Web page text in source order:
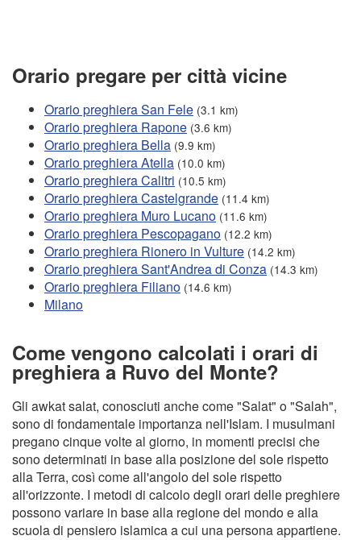
Orario pregare per città vicine
Orario preghiera San Fele (3.1 km)
Orario preghiera Rapone (3.6 km)
Orario preghiera Bella (9.9 km)
Orario preghiera Atella (10.0 km)
Orario preghiera Calitri (10.5 km)
Orario preghiera Castelgrande (11.4 km)
Orario preghiera Muro Lucano (11.6 km)
Orario preghiera Pescopagano (12.2 km)
Orario preghiera Rionero in Vulture (14.2 km)
Orario preghiera Sant'Andrea di Conza (14.3 km)
Orario preghiera Filiano (14.6 km)
Milano
Come vengono calcolati i orari di
preghiera a Ruvo del Monte?
Gli awkat salat, conosciuti anche come "Salat" o "Salah",
sono di fondamentale importanza nell'Islam. I musulmani
pregano cinque volte al giorno, in momenti precisi che
sono determinati in base alla posizione del sole rispetto
alla Terra, così come all'angolo del sole rispetto
all'orizzonte. I metodi di calcolo degli orari delle preghiere
possono variare in base alla regione del mondo e alla
scuola di pensiero islamica a cui una persona appartiene.